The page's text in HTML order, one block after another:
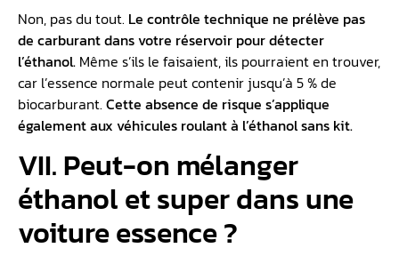
Non, pas du tout. Le contrôle technique ne prélève pas
de carburant dans votre réservoir pour détecter
l’éthanol. Même s’ils le faisaient, ils pourraient en trouver,
car l’essence normale peut contenir jusqu’à 5 % de
biocarburant. Cette absence de risque s’applique
également aux véhicules roulant à l’éthanol sans kit.
VII. Peut-on mélanger
éthanol et super dans une
voiture essence ?